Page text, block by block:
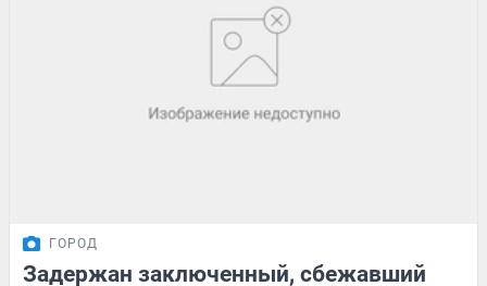
ГОРОД
Задержан заключенный, сбежавший